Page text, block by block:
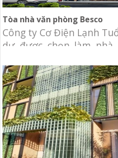
Tòa nhà văn phòng Besco
Công ty Cơ Điện Lạnh
dự được chọn làm
phòng Besco. Chủ đầu
Dịch Vụ Công Ích
Nguyễn Trãi, Phường 3,